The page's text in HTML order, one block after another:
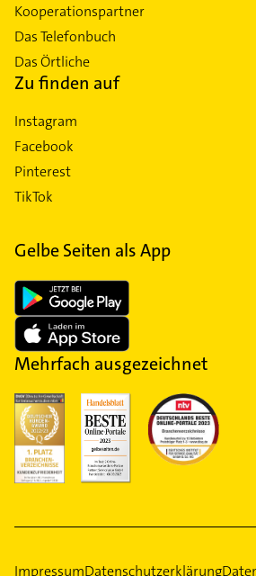
Kooperationspartner
Das Telefonbuch
Das Örtliche
Zu finden auf
Instagram
Facebook
Pinterest
TikTok
Gelbe Seiten als App
Mehrfach ausgezeichnet
ImpressumDatenschutzerklärung